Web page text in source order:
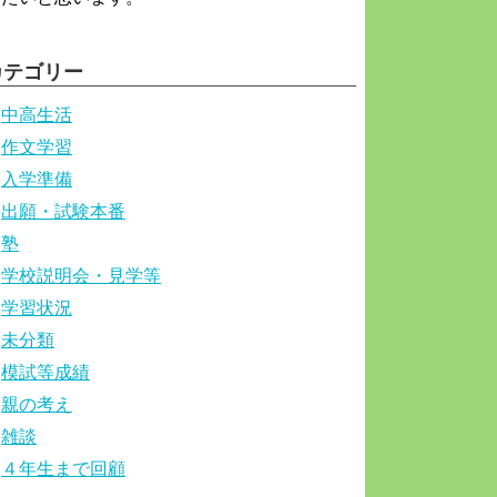
ゴリー
中高生活
作文学習
入学準備
出願・試験本番
塾
学校説明会・見学等
学習状況
未分類
模試等成績
親の考え
雑談
４年生まで回顧